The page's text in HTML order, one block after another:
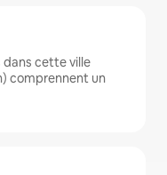
dans cette ville
comprennent un